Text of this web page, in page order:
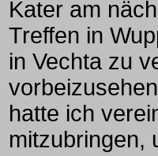
Kater am
Treffen in
in Vechta zu
hatte ich
mitzubringen,